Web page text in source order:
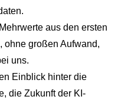
aus den ersten
ohne großen Aufwand,
uns.
Einblick hinter die
die Zukunft der KI-